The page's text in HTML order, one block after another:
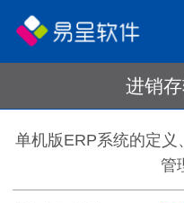
进销
单机版ERP系统的定
管